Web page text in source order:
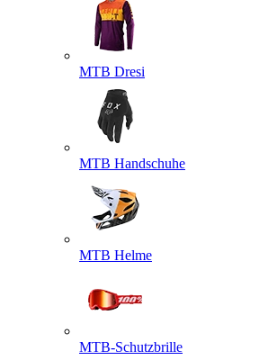
MTB Dresi
MTB Handschuhe
MTB Helme
MTB-Schutzbrille